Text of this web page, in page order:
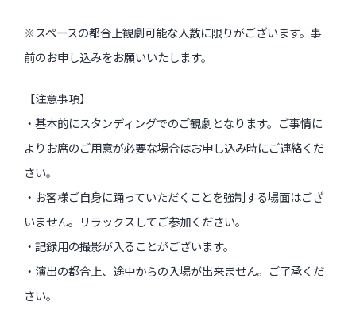
※スペースの都合上観劇可能な人数に限りがございます。 事
前のお申し込みをお願いいたします。
【注意事項】
・基本的にスタンディングでのご観劇となります。 ご事情に
よりお席のご用意が必要な場合はお申し込み時にご連絡く だ
さい。
・ お客様ご自身に踊っていただくことを強制する場面はござ
いません。リラックスしてご参加ください。
・記録用の撮影が入ることがございます。
・演出の都合上、途中からの入場が出来ません。ご了承くだ
さい。